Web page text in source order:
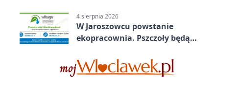
4 sierpnia 2026
W Jaroszowcu powstanie
ekopracownia. Pszczoły będą